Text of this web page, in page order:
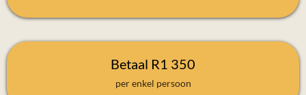
Betaal R1 350
per enkel persoon